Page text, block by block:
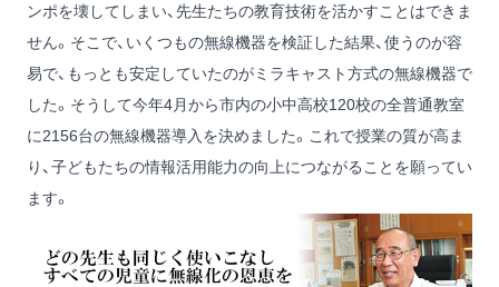
ンポを壊してしまい、先生たちの教育技術を活かすことはできま
せん。そこで、いくつもの無線機器を検証した結果、使うのが容
易で、もっとも安定していたのがミラキャスト方式の無線機器で
した。そうして今年4月から市内の小中高校120校の全普通教室
に2156台の無線機器導入を決めました。これで授業の質が高ま
り、子どもたちの情報活用能力の向上につながることを願ってい
ます。